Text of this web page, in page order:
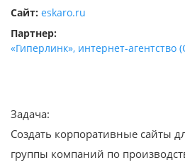
Сайт: eskaro.ru
Партнер:
«Гиперлинк», интернет-
Задача:
Создать корпоративные сайты
группы компаний по